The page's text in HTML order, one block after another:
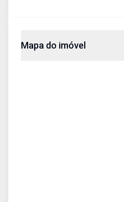
Mapa do imóvel